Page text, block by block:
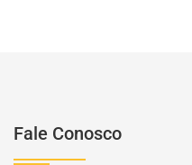
Fale Conosco